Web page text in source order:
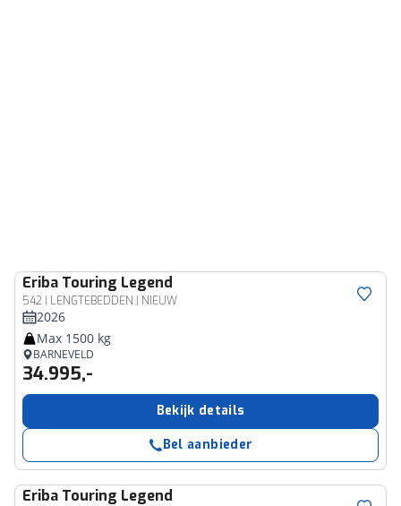
Eriba Touring Legend
542 | LENGTEBEDDEN | NIEUW
2026
Max 1500 kg
BARNEVELD
34.995,-
Bekijk details
Bel aanbieder
Eriba Touring Legend